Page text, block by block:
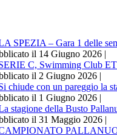
il 14 Giugno 2026 |
il 2 Giugno 2026 |
il 1 Giugno 2026 |
il 31 Maggio 2026 |